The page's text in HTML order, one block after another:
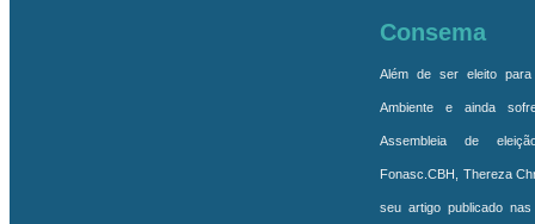
Consema
Além de ser eleito
Ambiente e ainda
Assembleia de
Fonasc.CBH, Thereza
seu artigo publicado